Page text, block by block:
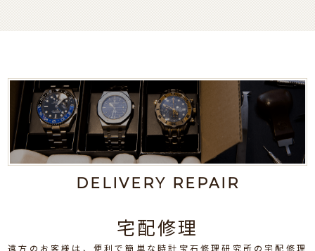
DELIVERY REPAIR
宅配修理
遠方のお客様は、便利で簡単な時計宝石修理研究所の宅配修理